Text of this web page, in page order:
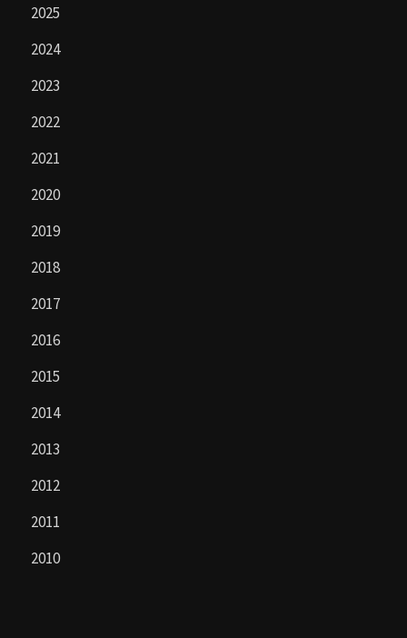
2025
2024
2023
2022
2021
2020
2019
2018
2017
2016
2015
2014
2013
2012
2011
2010